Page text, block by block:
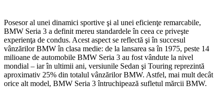
Posesor al unei dinamici sportive şi al unei eficienţe remarcabile,
BMW Seria 3 a definit mereu standardele în ceea ce priveşte
experienţa de condus. Acest aspect se reflectă şi în succesul
vânzărilor BMW în clasa medie: de la lansarea sa în 1975, peste 14
milioane de automobile BMW Seria 3 au fost vândute la nivel
mondial – iar în ultimii ani, versiunile Sedan şi Touring reprezintă
aproximativ 25% din totalul vânzărilor BMW. Astfel, mai mult decât
orice alt model, BMW Seria 3 întruchipează sufletul mărcii BMW.